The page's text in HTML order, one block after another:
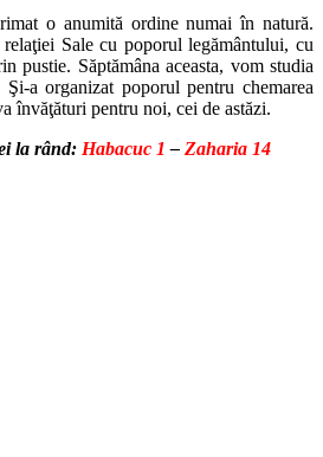
o anumită ordine numai în natură.
Sale cu poporul legământului, cu
pustie. Săptămâna aceasta, vom studia
a organizat poporul pentru chemarea
învăţături pentru noi, cei de astăzi.
la rând: Habacuc 1 –Zaharia 14